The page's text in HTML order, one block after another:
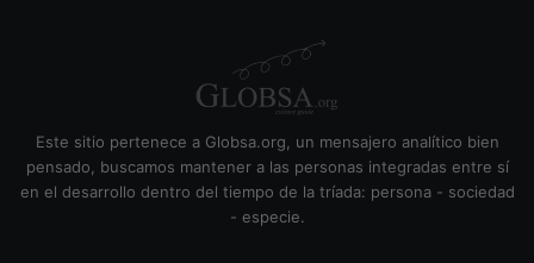
Este sitio pertenece a Globsa.org, un mensajero analítico bien
pensado, buscamos mantener a las personas integradas entre sí
en el desarrollo dentro del tiempo de la tríada: persona - sociedad
- especie.